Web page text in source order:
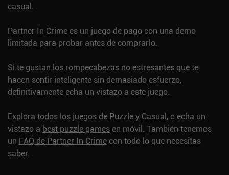
casual.
Partner In Crime es un juego de pago con una demo
limitada para probar antes de comprarlo.
Si te gustan los rompecabezas no estresantes que te
hacen sentir inteligente sin demasiado esfuerzo,
definitivamente echa un vistazo a este juego.
Explora todos los juegos de Puzzley Casual, o echa un
vistazo a best puzzle games en móvil. También tenemos
un FAQ de Partner In Crime con todo lo que necesitas
saber.